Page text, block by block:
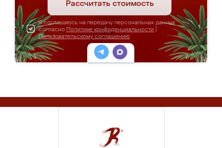
Рассчитать стоимость
Я соглашаюсь на передачу персональных данных
согласно Политике конфиденциальности
Пользовательскому соглашению